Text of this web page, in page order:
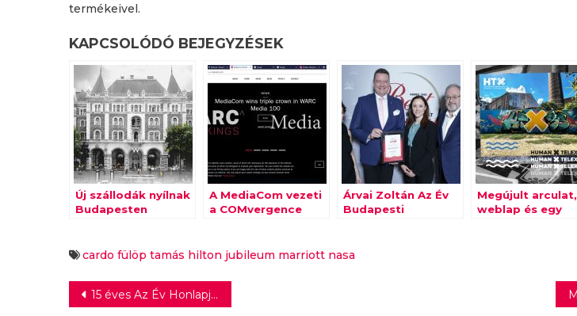
termékeivel.
KAPCSOLÓDÓ BEJEGYZÉSEK
Új szállodák nyílnak
Budapesten
A MediaCom vezeti
a COMvergence
Árvai Zoltán Az Év
Budapesti
Megújult arculat,
weblap és egy
cardo fülöp tamás hilton jubileum marriott nasa
Bejegyzés
15 éves Az Év Honlapja pályázat